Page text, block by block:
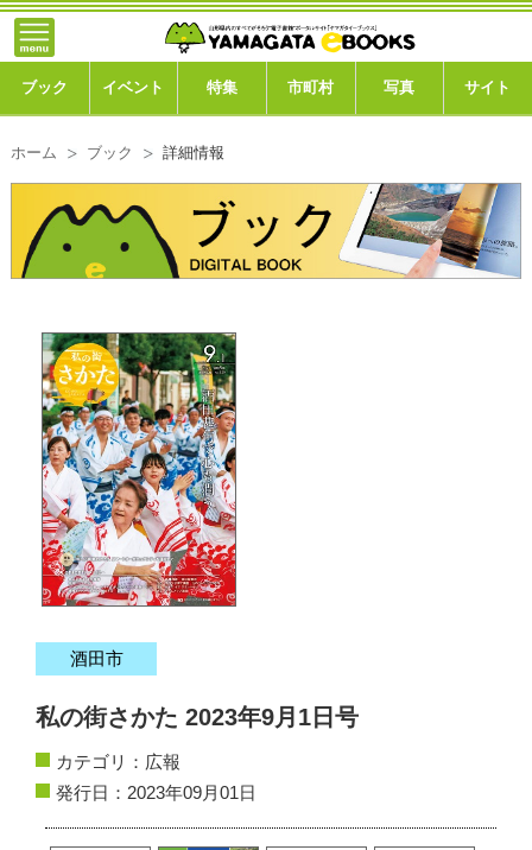
ブック イベント 特集 市町村 写真 サイト
ホーム ブック 詳細情報
酒田市
私の街さかた 2023年9月1日号
カテゴリ： 広報
発行日：2023年09月01日
トップ
ブック
市町村
このサイトについて
運営会社
ご利用ガイド
よくある質問
サイトマップ
個人情報保護方針
}; -->